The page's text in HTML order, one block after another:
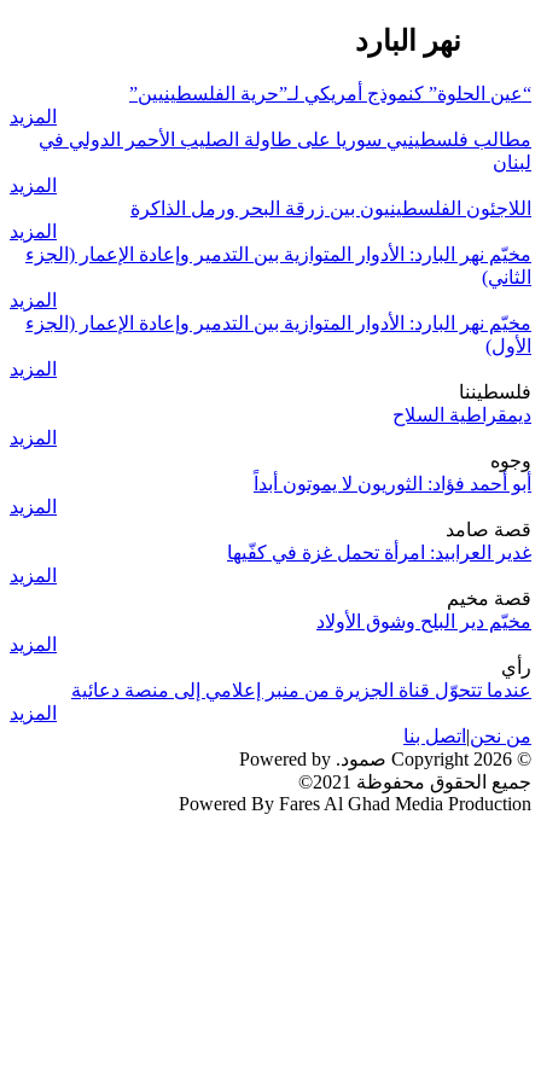
مخيّم نهر البارد
“عين الحلوة” كنموذج أمريكي لـ”حرية الفلسطينيين”
المزيد
مطالب فلسطينيي سوريا على طاولة الصليب الأحمر الدولي في
لبنان
المزيد
اللاجئون الفلسطينيون بين زرقة البحر ورمل الذاكرة
المزيد
مخيّم نهر البارد: الأدوار المتوازية بين التدمير وإعادة الإعمار (الجزء
الثاني)
المزيد
مخيّم نهر البارد: الأدوار المتوازية بين التدمير وإعادة الإعمار (الجزء
الأول)
المزيد
فلسطيننا
ديمقراطية السلاح
المزيد
وجوه
أبو أحمد فؤاد: الثوريون لا يموتون أبداً
المزيد
قصة صامد
غدير العرابيد: امرأة تحمل غزة في كفّيها
المزيد
قصة مخيم
مخيّم دير البلح وشوق الأولاد
المزيد
رأي
عندما تتحوّل قناة الجزيرة من منبر إعلامي إلى منصة دعائية
المزيد
من نحن| اتصل بنا
© 2026 Copyright صمود. Powered by
جميع الحقوق محفوظة 2021©
Powered By Fares Al Ghad Media Production